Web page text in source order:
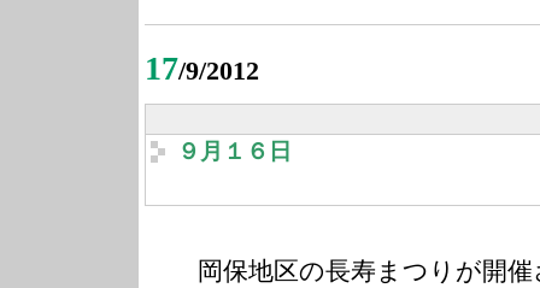
17/9/2012
９月１６日
岡保地区の長寿まつりが開催